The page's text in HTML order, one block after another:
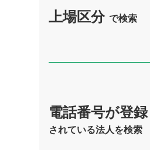
上場区分で検索
電話番号が登録
されている法人を検索